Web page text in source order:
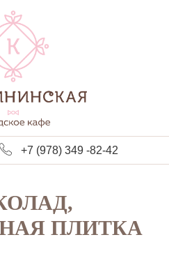
+7 (978) 349 -82-42
ПЛИТКА